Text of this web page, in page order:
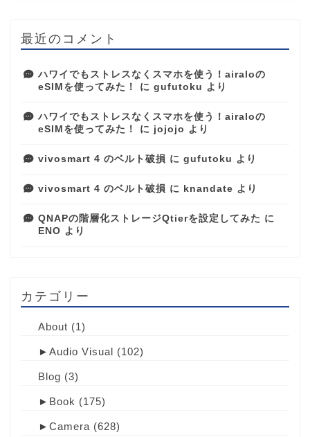
最近のコメント
ハワイでもストレスなくスマホを使う！airaloの
eSIMを使ってみた！
に gufutoku より
ハワイでもストレスなくスマホを使う！airaloの
eSIMを使ってみた！
に jojojo より
vivosmart 4 のベルト破損 に gufutoku より
vivosmart 4 のベルト破損 に knandate より
QNAPの階層化ストレージQtierを設定してみた に
ENO より
カテゴリー
About (1)
► Audio Visual (102)
Blog (3)
► Book (175)
► Camera (628)